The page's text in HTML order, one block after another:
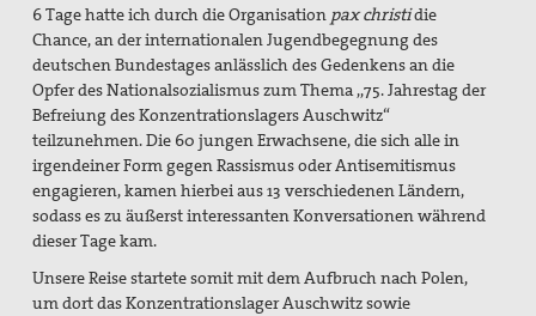
6 Tage hatte ich durch die Organisation pax christidie
Chance, an der internationalen Jugendbegegnung des
deutschen Bundestages anlässlich des Gedenkens an die
Opfer des Nationalsozialismus zum Thema ,,75. Jahrestag der
Befreiung des Konzentrationslagers Auschwitz“
teilzunehmen. Die 60 jungen Erwachsene, die sich alle in
irgendeiner Form gegen Rassismus oder Antisemitismus
engagieren, kamen hierbei aus 13 verschiedenen Ländern,
sodass es zu äußerst interessanten Konversationen während
dieser Tage kam.
Unsere Reise startete somit mit dem Aufbruch nach Polen,
um dort das Konzentrationslager Auschwitz sowie